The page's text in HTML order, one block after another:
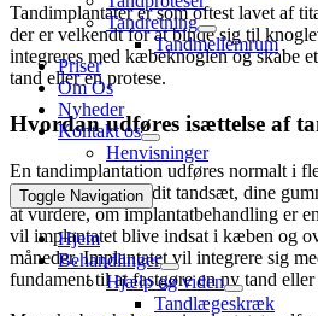
Tandretning
Tandmellemrum
Priser
Om Os
Nyheder
Kontakt os
Henvisninger
Toggle Navigation
Hjem
Behandlinger
Hjælp og viden
Tandlægeskræk
Tandimplantater er som oftest lavet af
der er velkendt for at binde sig til
integreres med kæbeknoglen og skabe
tand eller en protese.
Hvordan udføres isættelse af
En tandimplantation udføres normalt i
tandlæge evaluere dit tandsæt, dine
at vurdere, om implantatbehandling er
vil implantatet blive indsat i kæben og
måneder. Implantatet vil integrere sig
fundament til at fastgøre en ny tand eller